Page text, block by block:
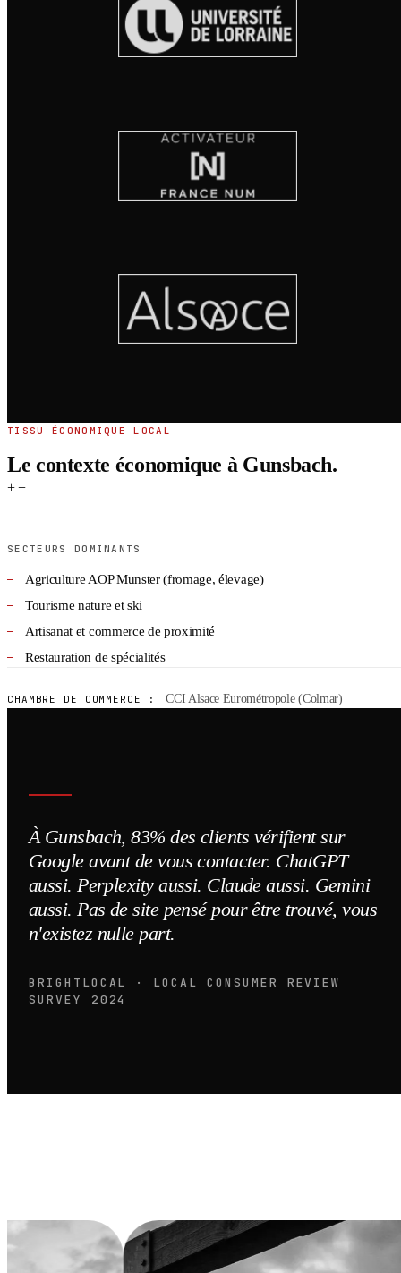
TISSU ÉCONOMIQUE LOCAL
Le contexte économique à Gunsbach.
+ −
SECTEURS DOMINANTS
Agriculture AOP Munster (fromage, élevage)
Tourisme nature et ski
Artisanat et commerce de proximité
Restauration de spécialités
CHAMBRE DE COMMERCE : CCI Alsace Eurométropole (Colmar)
À Gunsbach, 83% des clients vérifient sur
Google avant de vous contacter. ChatGPT
aussi. Perplexity aussi. Claude aussi. Gemini
aussi. Pas de site pensé pour être trouvé, vous
n'existez nulle part.
BRIGHTLOCAL · LOCAL CONSUMER REVIEW
SURVEY 2024